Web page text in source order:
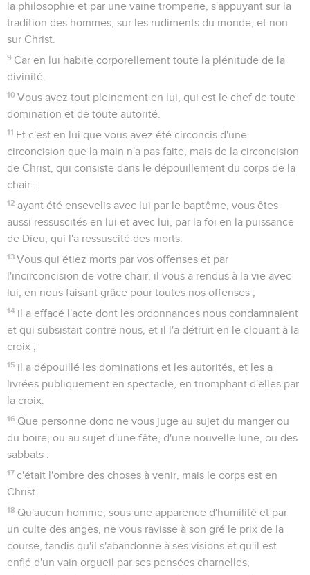
la philosophie et par une vaine tromperie, s'appuyant sur la
tradition des hommes, sur les rudiments du monde, et non
sur Christ.
9 Car en lui habite corporellement toute la plénitude de la
divinité.
10 Vous avez tout pleinement en lui, qui est le chef de toute
domination et de toute autorité.
11 Et c'est en lui que vous avez été circoncis d'une
circoncision que la main n'a pas faite, mais de la circoncision
de Christ, qui consiste dans le dépouillement du corps de la
chair :
12 ayant été ensevelis avec lui par le baptême, vous êtes
aussi ressuscités en lui et avec lui, par la foi en la puissance
de Dieu, qui l'a ressuscité des morts.
13 Vous qui étiez morts par vos offenses et par
l'incirconcision de votre chair, il vous a rendus à la vie avec
lui, en nous faisant grâce pour toutes nos offenses ;
14 il a effacé l'acte dont les ordonnances nous condamnaient
et qui subsistait contre nous, et il l'a détruit en le clouant à la
croix ;
15 il a dépouillé les dominations et les autorités, et les a
livrées publiquement en spectacle, en triomphant d'elles par
la croix.
16 Que personne donc ne vous juge au sujet du manger ou
du boire, ou au sujet d'une fête, d'une nouvelle lune, ou des
sabbats :
17 c'était l'ombre des choses à venir, mais le corps est en
Christ.
18 Qu'aucun homme, sous une apparence d'humilité et par
un culte des anges, ne vous ravisse à son gré le prix de la
course, tandis qu'il s'abandonne à ses visions et qu'il est
enflé d'un vain orgueil par ses pensées charnelles,